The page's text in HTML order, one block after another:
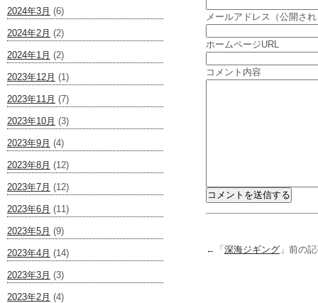
2024年3月 (6)
2024年2月 (2)
2024年1月 (2)
2023年12月 (1)
2023年11月 (7)
2023年10月 (3)
2023年9月 (4)
2023年8月 (12)
2023年7月 (12)
2023年6月 (11)
2023年5月 (9)
2023年4月 (14)
2023年3月 (3)
2023年2月 (4)
メールアドレス（公開さ
ホームページURL
コメント内容
←「 深海ジギング 」前の